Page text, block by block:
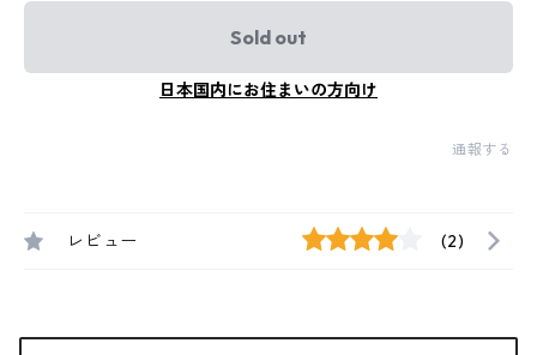
Sold out
日本国内にお住まいの方向け
通報する
レビュー (2)